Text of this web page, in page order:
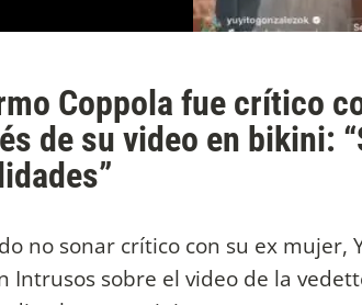
Coppola fue crítico
de su video en bikini:
no sonar crítico con su ex mujer,
Intrusos sobre el video de la